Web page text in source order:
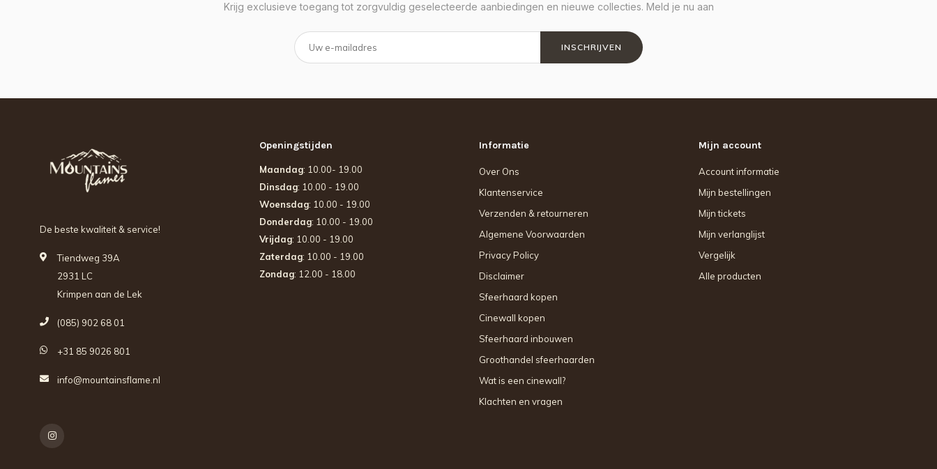
Krijg exclusieve toegang tot zorgvuldig geselecteerde aanbiedingen en nieuwe collecties. Meld je nu aan
INSCHRIJVEN
De beste kwaliteit & service!
Tiendweg 39A
2931 LC
Krimpen aan de Lek
(085) 902 68 01
+31 85 9026 801
info@mountainsflame.nl
Openingstijden
Maandag: 10.00- 19.00
Dinsdag: 10.00 - 19.00
Woensdag: 10.00 - 19.00
Donderdag: 10.00 - 19.00
Vrijdag: 10.00 - 19.00
Zaterdag: 10.00 - 19.00
Zondag: 12.00 - 18.00
Informatie
Over Ons
Klantenservice
Verzenden & retourneren
Algemene Voorwaarden
Privacy Policy
Disclaimer
Sfeerhaard kopen
Cinewall kopen
Sfeerhaard inbouwen
Groothandel sfeerhaarden
Wat is een cinewall?
Klachten en vragen
Mijn account
Account informatie
Mijn bestellingen
Mijn tickets
Mijn verlanglijst
Vergelijk
Alle producten